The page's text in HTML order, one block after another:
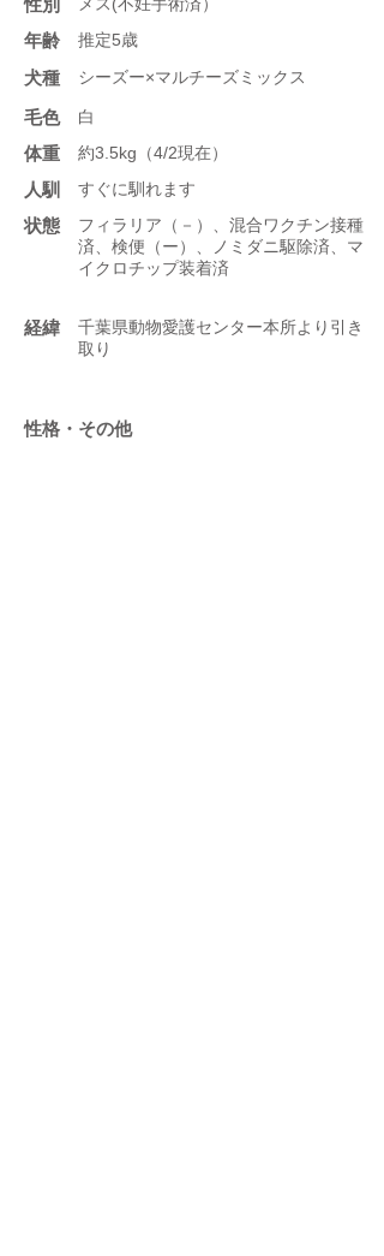
性別
年齢 推定5歳
​犬種 シーズー×マルチーズミックス
​毛色 白
体重 約3.5kg（4/2現在）
人馴 すぐに馴れます
状態
フィラリア（－）、混合ワクチン接種
済、検便（ー）、ノミダニ駆除済、マ
イクロチップ装着済
​経緯
千葉県動物愛護センター本所より引き
取り
性格・その他